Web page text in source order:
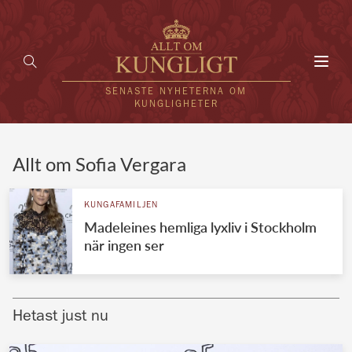
SENASTE NYHETERNA OM
KUNGLIGHETER
UTLÄNDSKT
VÄRLDENS KUNGAHUS
Brittiska kungahuset
Allt om Sofia Vergara
KUNGAFAMILJEN
Madeleines hemliga lyxliv i Stockholm
när ingen ser
Hetast just nu